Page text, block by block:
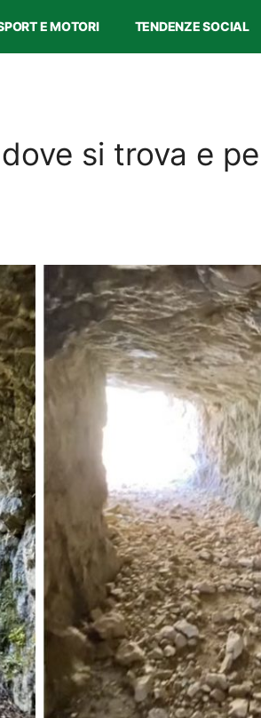
E MOTORI TENDENZE SOCIAL
si trova e